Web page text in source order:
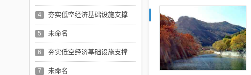
4 夯实低空经济基础设施支撑
5 未命名
6 夯实低空经济基础设施支撑
7 未命名